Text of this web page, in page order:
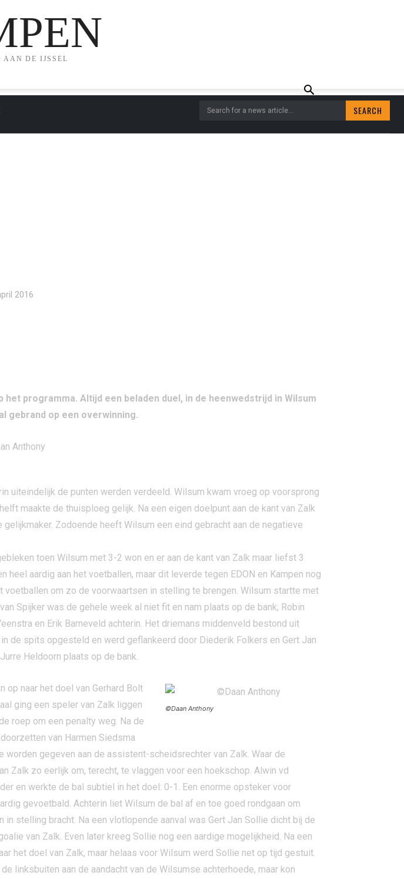
AAN DE IJSSEL
Search for a news article... SEARCH
2016
programma. Altijd een beladen duel, in de heenwedstrijd in Wilsum
gebrand op een overwinning.
uiteindelijk de punten werden verdeeld. Wilsum kwam vroeg op voorsprong
maakte de thuisploeg gelijk. Na een eigen doelpunt aan de kant van Zalk
Zodoende heeft Wilsum een eind gebracht aan de negatieve
toen Wilsum met 3-2 won en er aan de kant van Zalk maar liefst 3
aardig aan het voetballen, maar dit leverde tegen EDON en Kampen nog
voetballen om zo de voorwaartsen in stelling te brengen. Wilsum startte met
Spijker was de gehele week al niet fit en nam plaats op de bank; Robin
en Erik Barneveld achterin. Het driemans middenveld bestond uit
de spits opgesteld en werd geflankeerd door Diederik Folkers en Gert Jan
Heldoorn plaats op de bank.
©Daan Anthony
naar het doel van Gerhard Bolt
ging een speler van Zalk liggen
roep om een penalty weg. Na de
van Harmen Siedsma
gegeven aan de assistent-scheidsrechter van Zalk. Waar de
zo eerlijk om, terecht, te vlaggen voor een hoekschop. Alwin vd
en werkte de bal subtiel in het doel: 0-1. Een enorme opsteker voor
gevoetbald. Achterin liet Wilsum de bal af en toe goed rondgaan om
stelling bracht. Na een vlotlopende aanval was Gert Jan Sollie dicht bij de
van Zalk. Even later kreeg Sollie nog een aardige mogelijkheid. Na een
het doel van Zalk, maar helaas voor Wilsum werd Sollie net op tijd gestuit.
linksbuiten aan de aandacht van de Wilsumse achterhoede, maar kon